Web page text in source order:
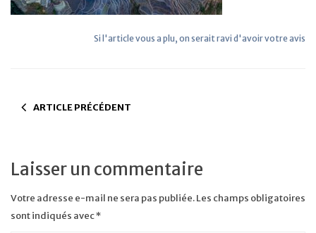
Si l'article vous a plu, on serait ravi d'avoir votre avis
ARTICLE PRÉCÉDENT
Laisser un commentaire
Votre adresse e-mail ne sera pas publiée.Les champs obligatoires
sont indiqués avec*